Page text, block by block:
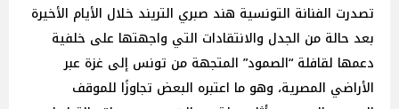
تصدرت الفنانة التونسية هند صبري التريند خلال الأيام الأخيرة
بعد حالة من الجدل والانتقادات التي واجهتها على خلفية
دعمها لقافلة “الصمود” المتجهة من تونس إلى غزة عبر
الأراضي المصرية، وهو ما اعتبره البعض تجاوزًا للموقف